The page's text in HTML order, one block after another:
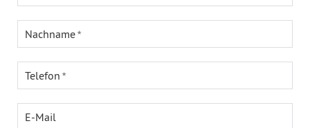
Nachname
Telefon
E-Mail